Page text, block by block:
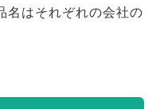
名はそれぞれの会社の